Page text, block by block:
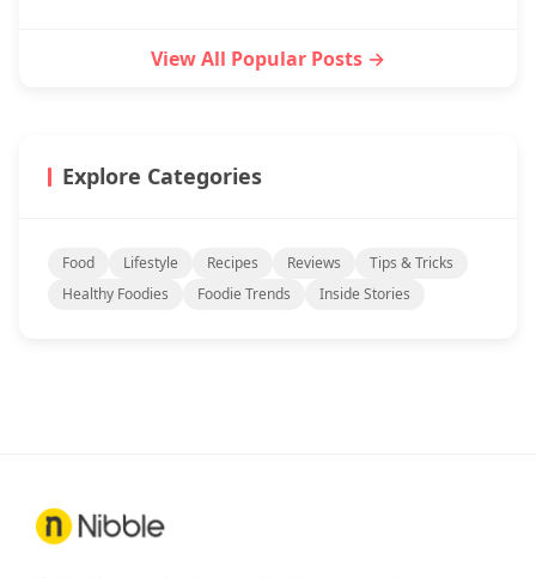
View All Popular Posts →
Explore Categories
Food Lifestyle Recipes Reviews
Tips & Tricks
Healthy Foodies
Foodie Trends Inside Stories